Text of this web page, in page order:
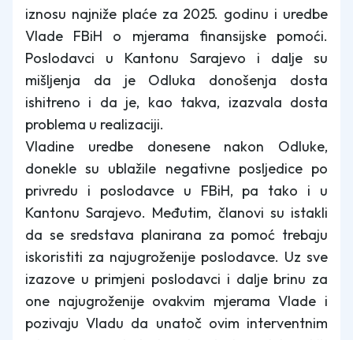
iznosu najniže plaće za 2025. godinu i uredbe
Vlade FBiH o mjerama finansijske pomoći.
Poslodavci u Kantonu Sarajevo i dalje su
mišljenja da je Odluka donošenja dosta
ishitreno i da je, kao takva, izazvala dosta
problema u realizaciji.
Vladine uredbe donesene nakon Odluke,
donekle su ublažile negativne posljedice po
privredu i poslodavce u FBiH, pa tako i u
Kantonu Sarajevo. Međutim, članovi su istakli
da se sredstava planirana za pomoć trebaju
iskoristiti za najugroženije poslodavce. Uz sve
izazove u primjeni poslodavci i dalje brinu za
one najugroženije ovakvim mjerama Vlade i
pozivaju Vladu da unatoč ovim interventnim